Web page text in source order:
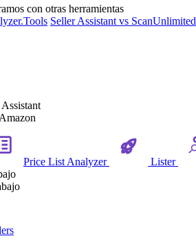
con otras herramientas
Seller Assistant vs ScanUnlimited
Price List Analyzer Lister